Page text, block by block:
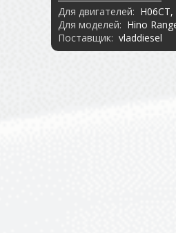
Для двигателей:
Для моделей: Hino
Поставщик: vladdiesel